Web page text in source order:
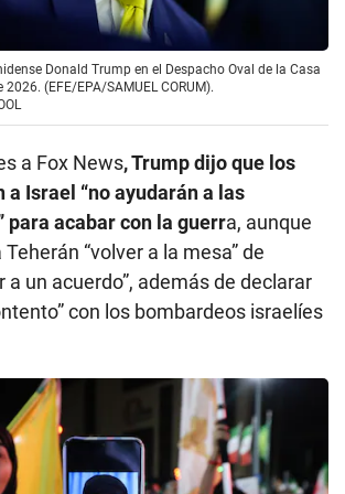
Donald Trump en el Despacho Oval de la Casa
(EFE/EPA/SAMUEL CORUM).
a Fox News, Trump dijo que los
a Israel “no ayudarán a las
para acabar con la guerra, aunque
“volver a la mesa” de
a un acuerdo”, además de declarar
con los bombardeos israelíes